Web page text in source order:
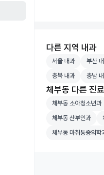
다른 지역 내과
서울 내과 병원 검
서울 내과 부산
부산
충북 내과 병원 검
충북 내과 충남
충남
체부동 다른 진
체부동 소아청소
체부동 소아청소년과
체부동 산부인과
체부동 산부인과
체부동 마취통증
체부동 마취통증의학